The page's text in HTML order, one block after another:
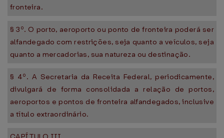
fronteira.
§ 3º. O porto, aeroporto ou ponto de fronteira poderá ser
alfandegado com restrições, seja quanto a veículos, seja
quanto a mercadorias, sua natureza ou destinação.
§ 4º. A Secretaria da Receita Federal, periodicamente,
divulgará de forma consolidada a relação de portos,
aeroportos e pontos de fronteira alfandegados, inclusive
a título extraordinário.